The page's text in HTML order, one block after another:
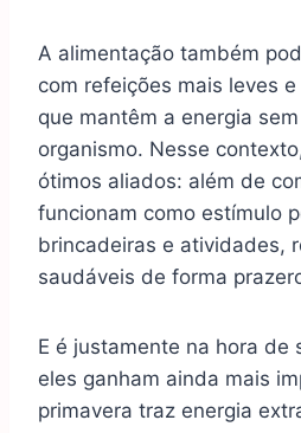
A alimentação também
com refeições mais leves
que mantêm a energia
organismo. Nesse
ótimos aliados: além de
funcionam como estímulo
brincadeiras e atividades,
saudáveis de forma
E é justamente na hora de
eles ganham ainda mais
primavera traz energia